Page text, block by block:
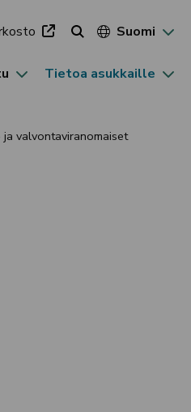
Suomi
Tietoa asukkaille
valvontaviranomaiset